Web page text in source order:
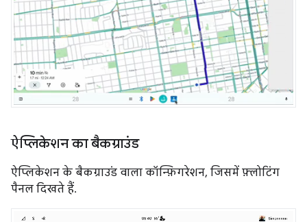
ऐप्लिकेशन का बैकग्राउंड
ऐप्लिकेशन के बैकग्राउंड वाला कॉन्फ़िगरेशन, जिसमें फ़्लोटिंग
पैनल दिखते हैं.